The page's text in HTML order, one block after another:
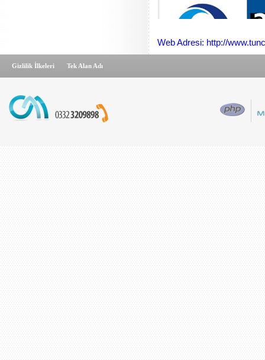
Web Adresi: http://
Gizlilik İlkeleri Tek Alan Adı